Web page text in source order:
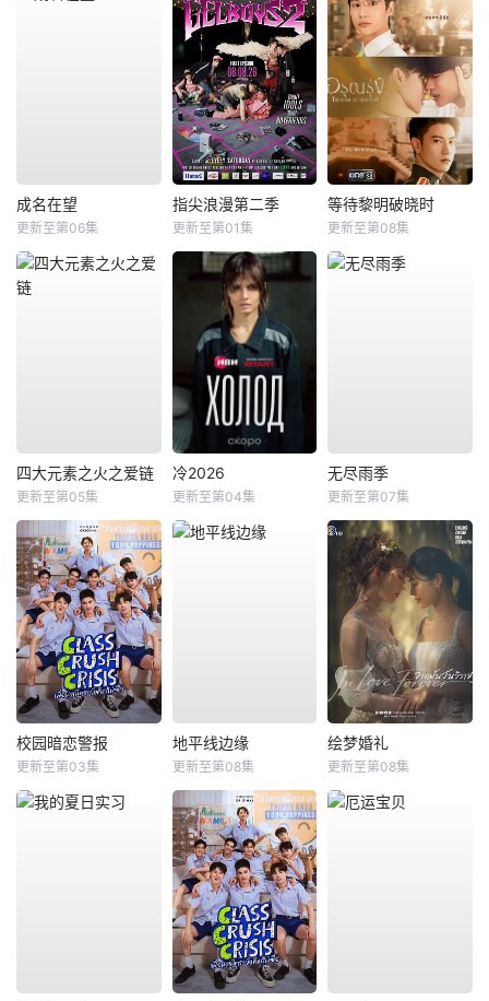
成名在望
更新至第06集
指尖浪漫第二季
更新至第01集
等待黎明破晓时
更新至第08集
四大元素之火之爱链
更新至第05集
冷2026
更新至第04集
无尽雨季
更新至第07集
校园暗恋警报
更新至第03集
地平线边缘
更新至第08集
绘梦婚礼
更新至第08集